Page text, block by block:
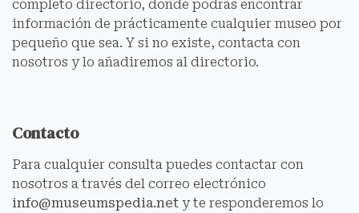
completo directorio, donde podrás encontrar
información de prácticamente cualquier museo por
pequeño que sea. Y si no existe, contacta con
nosotros y lo añadiremos al directorio.
Contacto
Para cualquier consulta puedes contactar con
nosotros a través del correo electrónico
info@museumspedia.net y te responderemos lo